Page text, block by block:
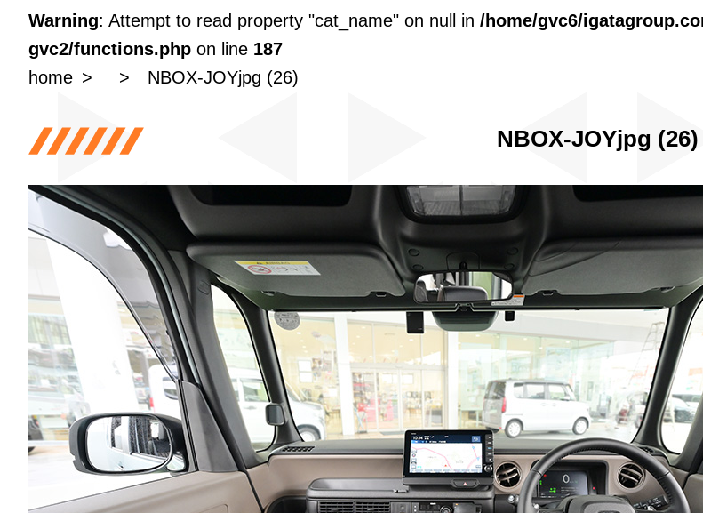
Warning: Attempt to read property "cat_name" on null in /home/gvc6/
gvc2/functions.php on line 187
home
NBOX-JOYjpg (26)
NBOX-JOYjpg (26)